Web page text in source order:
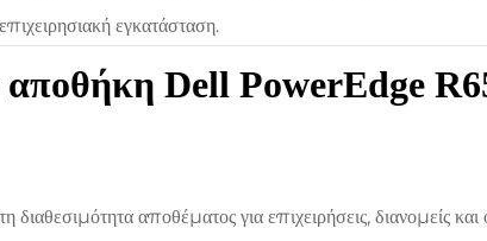
εγκατάσταση.
αποθήκη Dell PowerEdge
αποθέματος για επιχειρήσεις, διανομείς και